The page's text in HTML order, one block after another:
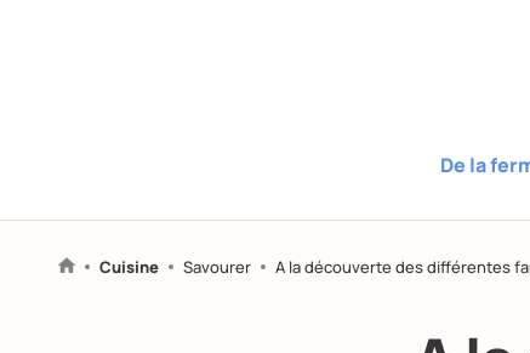
De la
Cuisine Savourer A la découverte des différentes